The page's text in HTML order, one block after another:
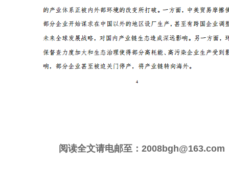
阅读全文请电邮至：2008bgh@163.com